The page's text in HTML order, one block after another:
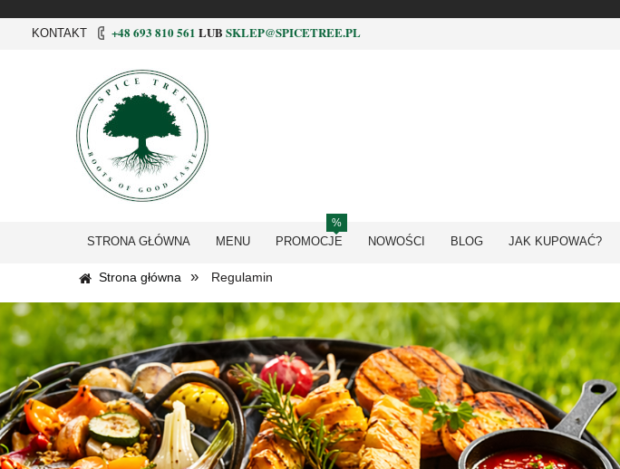
KONTAKT +48 693 810 561 LUB SKLEP@SPICETREE.PL
STRONA GŁÓWNA MENU PROMOCJE NOWOŚCI BLOG JAK KUPOWAĆ?
Strona główna » Regulamin